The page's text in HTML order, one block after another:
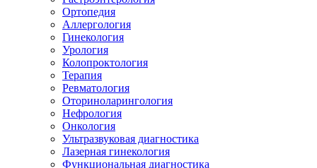
Ортопедия
Аллергология
Гинекология
Урология
Колопроктология
Терапия
Ревматология
Оториноларингология
Нефрология
Онкология
Ультразвуковая диагностика
Лазерная гинекология
Функциональная диагностика